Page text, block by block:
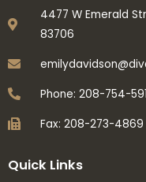
4477 W Emerald
83706
Phone: 208-754-
Fax: 208-273-4869
Quick Links